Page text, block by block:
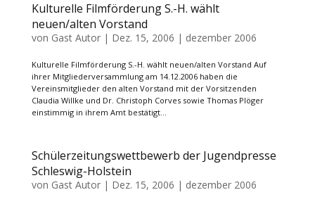
Kulturelle Filmförderung S.-H. wählt
neuen/alten Vorstand
von Gast Autor| Dez. 15, 2006 | dezember 2006
Kulturelle Filmförderung S.-H. wählt neuen/alten Vorstand Auf
ihrer Mitgliederversammlung am 14.12.2006 haben die
Vereinsmitglieder den alten Vorstand mit der Vorsitzenden
Claudia Willke und Dr. Christoph Corves sowie Thomas Plöger
einstimmig in ihrem Amt bestätigt...
Schülerzeitungswettbewerb der Jugendpresse
Schleswig-Holstein
von Gast Autor| Dez. 15, 2006 | dezember 2006